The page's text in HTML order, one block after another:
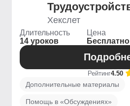
Хекслет
Длительность
14 уроков
Цена
Бесплатно
Рейтинг4.50
Дополнительные материалы
Помощь в «Обсуждениях»